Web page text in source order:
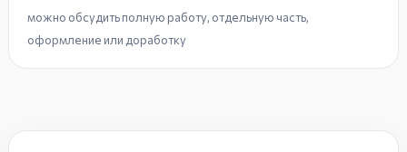
можно обсудить полную работу, отдельную часть,
оформление или доработку